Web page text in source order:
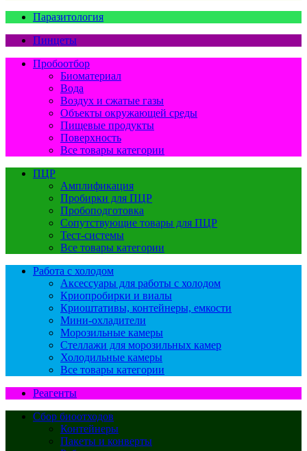
Паразитология
Пинцеты
Пробоотбор
Биоматериал
Вода
Воздух и сжатые газы
Объекты окружающей среды
Пищевые продукты
Поверхность
Все товары категории
ПЦР
Амплификация
Пробирки для ПЦР
Пробоподготовка
Сопутствующие товары для ПЦР
Тест-системы
Все товары категории
Работа с холодом
Аксессуары для работы с холодом
Криопробирки и виалы
Криоштативы, контейнеры, емкости
Мини-охладители
Морозильные камеры
Стеллажи для морозильных камер
Холодильные камеры
Все товары категории
Реагенты
Сбор биоотходов
Контейнеры
Пакеты и конверты